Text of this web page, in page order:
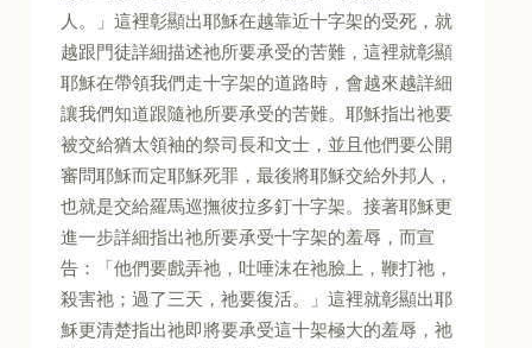
人。」這裡彰顯出耶穌在越靠近十字架的受死，就
越跟門徒詳細描述祂所要承受的苦難，這裡就彰顯
耶穌在帶領我們走十字架的道路時，會越來越詳細
讓我們知道跟隨祂所要承受的苦難。耶穌指出祂要
被交給猶太領袖的祭司長和文士，並且他們要公開
審問耶穌而定耶穌死罪，最後將耶穌交給外邦人，
也就是交給羅馬巡撫彼拉多釘十字架。接著耶穌更
進一步詳細指出祂所要承受十字架的羞辱，而宣
告：「他們要戲弄祂，吐唾沫在祂臉上，鞭打祂，
殺害祂；過了三天，祂要復活。」這裡就彰顯出耶
穌更清楚指出祂即將要承受這十架極大的羞辱，祂